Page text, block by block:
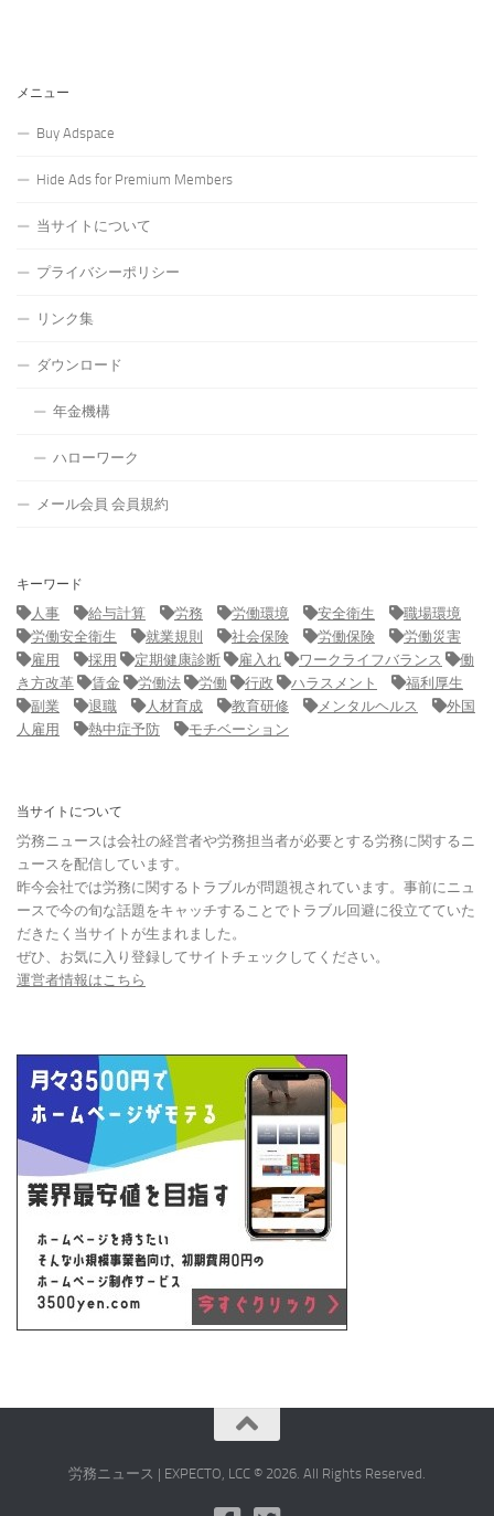
メニュー
Buy Adspace
Hide Ads for Premium Members
当サイトについて
プライバシーポリシー
リンク集
ダウンロード
年金機構
ハローワーク
メール会員 会員規約
キーワード
人事
給与計算 労務 労働環境 安全衛生
職場環境
労働安全衛生
就業規則 社会保険 労働保険
労働災害
雇用
採用 定期健康診断 雇入れ ワークライフバランス
働
き方改革
賃金 労働法 労働 行政 ハラスメント
福利厚生
副業
退職 人材育成 教育研修 メンタルヘルス
外国
人雇用
熱中症予防 モチベーション
当サイトについて
労務ニュースは会社の経営者や労務担当者が必要とする労務に関するニ
ュースを配信しています。
昨今会社では労務に関するトラブルが問題視されています。事前にニュ
ースで今の旬な話題をキャッチすることでトラブル回避に役立てていた
だきたく当サイトが生まれました。
ぜひ、お気に入り登録してサイトチェックしてください。
運営者情報はこちら
労務ニュース | EXPECTO, LCC © 2026. All Rights Reserved.